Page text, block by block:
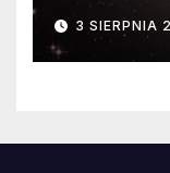
3 SIERPNIA